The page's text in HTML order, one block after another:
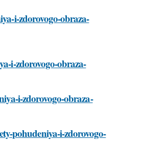
i-zdorovogo-obraza-
i-zdorovogo-obraza-
i-zdorovogo-obraza-
pohudeniya-i-zdorovogo-